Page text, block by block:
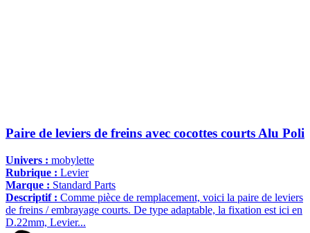
Paire de leviers de freins avec cocottes courts Alu Poli
Univers : mobylette
Rubrique : Levier
Marque : Standard Parts
Descriptif : Comme pièce de remplacement, voici la paire de leviers
de freins / embrayage courts. De type adaptable, la fixation est ici en
D.22mm, Levier...